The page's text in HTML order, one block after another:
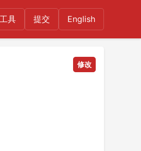
工具 提交 English
修改